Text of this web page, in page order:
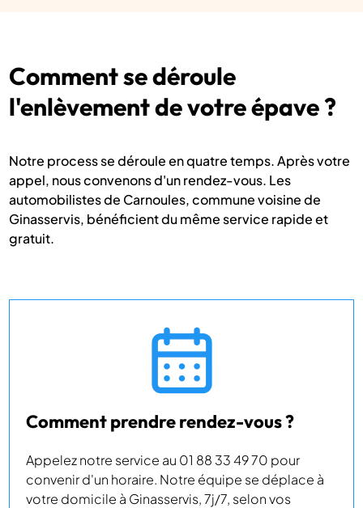
Comment se déroule
l'enlèvement de votre épave ?
Notre process se déroule en quatre temps. Après votre
appel, nous convenons d'un rendez-vous. Les
automobilistes de Carnoules, commune voisine de
Ginasservis, bénéficient du même service rapide et
gratuit.
Comment prendre rendez-vous ?
Appelez notre service au 01 88 33 49 70 pour
convenir d'un horaire. Notre équipe se déplace à
votre domicile à Ginasservis, 7j/7, selon vos